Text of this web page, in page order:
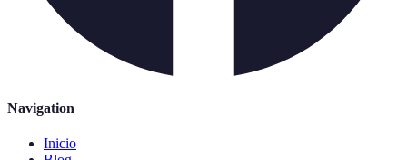
Navigation
Inicio